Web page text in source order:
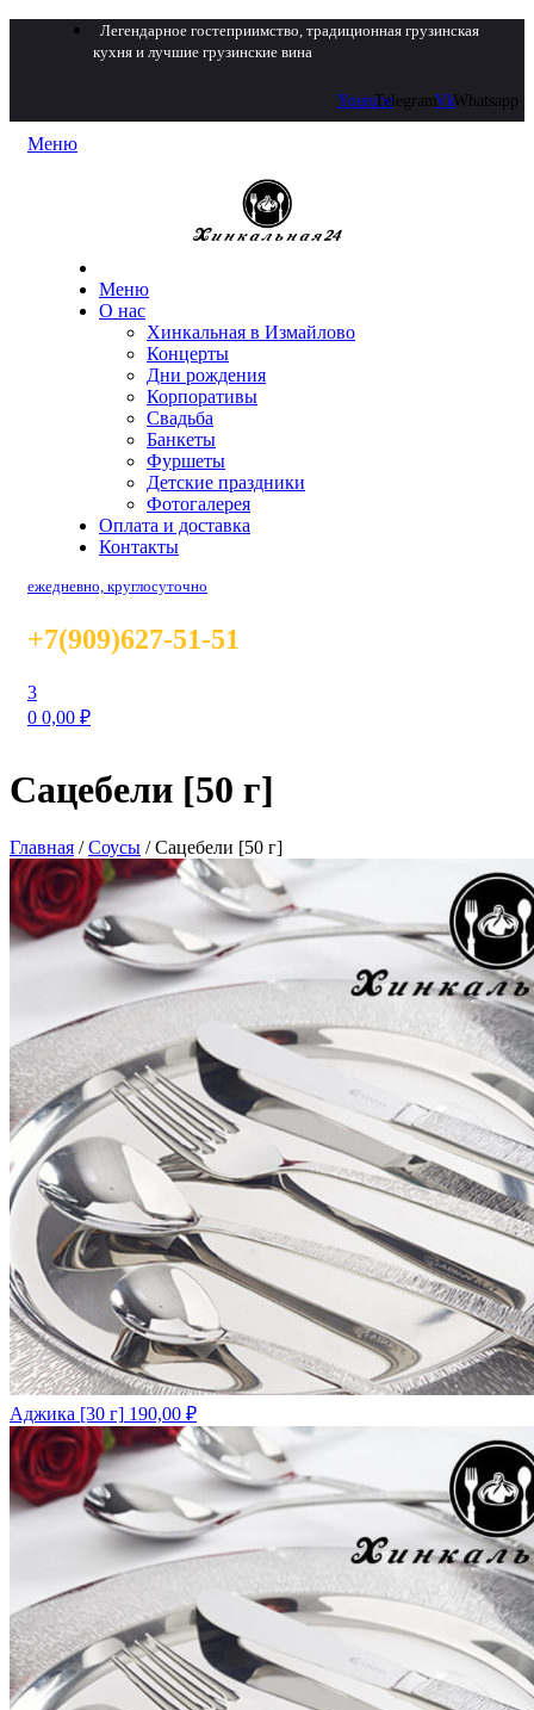
Легендарное гостеприимство, традиционная грузинская
кухня и лучшие грузинские вина
YoutubeTelegramVkWhatsapp
Меню
Меню
О нас
Хинкальная в Измайлово
Концерты
Дни рождения
Корпоративы
Свадьба
Банкеты
Фуршеты
Детские праздники
Фотогалерея
Оплата и доставка
Контакты
ежедневно, круглосуточно
+7(909)627-51-51
3
0 0,00 ₽
Сацебели [50 г]
Главная /Соусы /Сацебели [50 г]
Аджика [30 г] 190,00 ₽